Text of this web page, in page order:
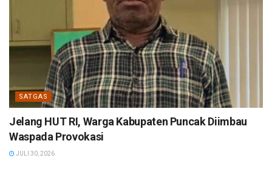
SATGAS
Jelang HUT RI, Warga Kabupaten Puncak Diimbau
Waspada Provokasi
JULI 30, 2026